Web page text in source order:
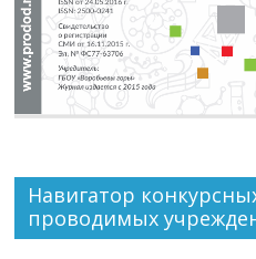
Навигатор
проводимых